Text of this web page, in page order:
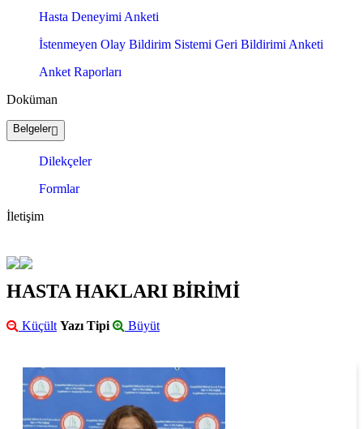
Hasta Deneyimi Anketi
İstenmeyen Olay Bildirim Sistemi Geri Bildirimi Anketi
Anket Raporları
Doküman
Belgeler
Dilekçeler
Formlar
İletişim
HASTA HAKLARI BİRİMİ
Küçült Yazı Tipi Büyüt